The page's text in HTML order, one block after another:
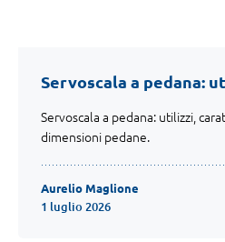
Servoscala a pedana:
Servoscala a pedana: utilizzi,
dimensioni pedane.
Aurelio Maglione
1 luglio 2026